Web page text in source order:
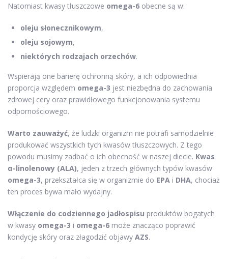
Natomiast kwasy tłuszczowe omega-6 obecne są w:
oleju słonecznikowym,
oleju sojowym,
niektórych rodzajach orzechów.
Wspierają one barierę ochronną skóry, a ich odpowiednia
proporcja względem omega-3 jest niezbędna do zachowania
zdrowej cery oraz prawidłowego funkcjonowania systemu
odpornościowego.
Warto zauważyć, że ludzki organizm nie potrafi samodzielnie
produkować wszystkich tych kwasów tłuszczowych. Z tego
powodu musimy zadbać o ich obecność w naszej diecie. Kwas
α-linolenowy (ALA), jeden z trzech głównych typów kwasów
omega-3, przekształca się w organizmie do EPA i DHA, chociaż
ten proces bywa mało wydajny.
Włączenie do codziennego jadłospisu produktów bogatych
w kwasy omega-3 i omega-6 może znacząco poprawić
kondycję skóry oraz złagodzić objawy AZS.